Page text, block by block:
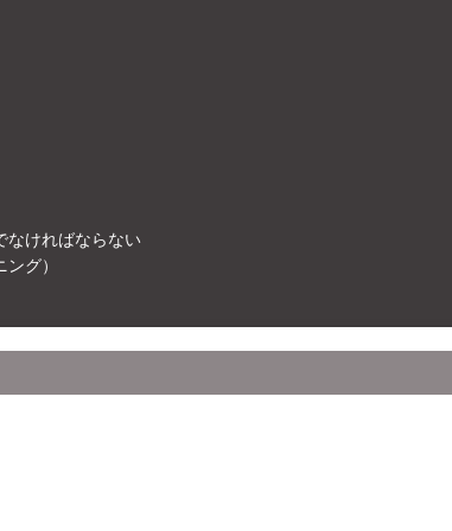
なければならない
グ）